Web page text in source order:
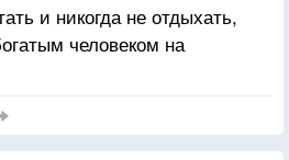
и никогда не отдыхать,
человеком на